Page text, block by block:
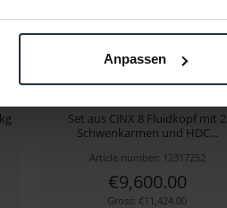
Anpassen
Set aus CiNX 8 Fluidkopf mit 2
Schwenkarmen und HDC...
Article number: 12317252
€9,600.00
Gross: €11,424.00